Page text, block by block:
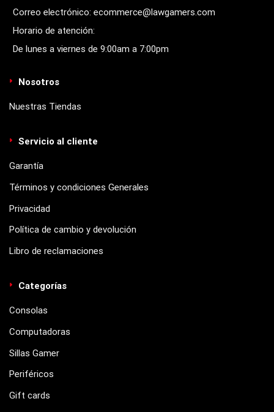
Correo electrónico: ecommerce@lawgamers.com
Horario de atención:
De lunes a viernes de 9:00am a 7:00pm
Nosotros
Nuestras Tiendas
Servicio al cliente
Garantía
Términos y condiciones Generales
Privacidad
Política de cambio y devolución
Libro de reclamaciones
Categorías
Consolas
Computadoras
Sillas Gamer
Periféricos
Gift cards